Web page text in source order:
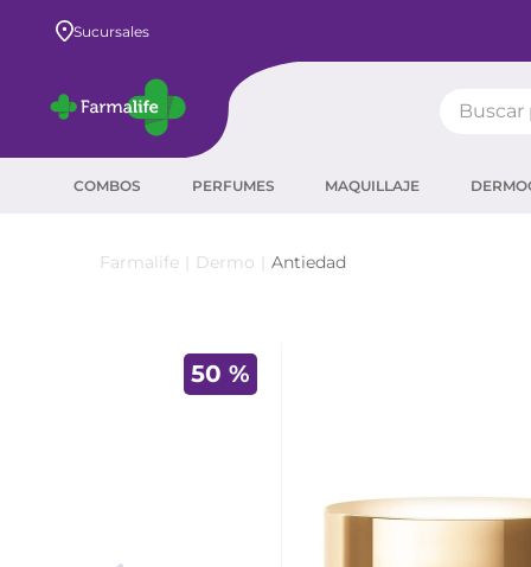
Sucursales
COMBOS PERFUMES MAQUILLAJE
Dermo Antiedad
50 %